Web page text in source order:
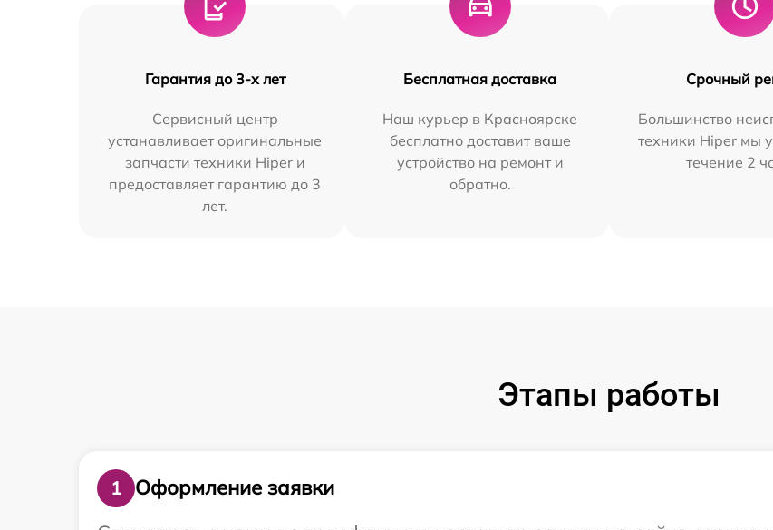
Гарантия до 3-х лет
Сервисный центр
устанавливает оригинальные
запчасти техники Hiper и
предоставляет гарантию до 3
лет.
Бесплатная доставка
Наш курьер в Красноярске
бесплатно доставит ваше
устройство на ремонт и
обратно.
Срочный
Большинство
техники Hiper мы
течение 2
Этапы работы
1
Оформление заявки